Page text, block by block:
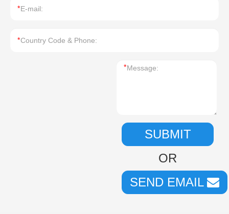
*
*
*
SUBMIT
OR
SEND EMAIL